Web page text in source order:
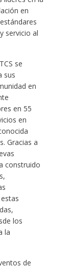
en
servicio al
se
sus
en
en 55
en
Gracias a
construido
los
la
de